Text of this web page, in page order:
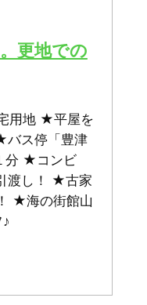
更地での
用地 ★平屋を
バス停「豊津
分 ★コンビ
渡し！ ★古家
★海の街館山